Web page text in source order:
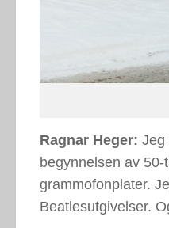
Ragnar Heger: Jeg
begynnelsen av
grammofonplater.
Beatlesutgivelser.